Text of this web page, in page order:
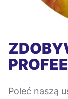
PROFEE
Poleć naszą